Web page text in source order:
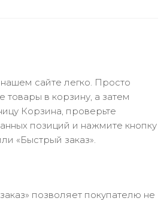
сайте легко. Просто
товары в корзину, а затем
Корзина, проверьте
позиций и нажмите кнопку
«Быстрый заказ».
позволяет покупателю не